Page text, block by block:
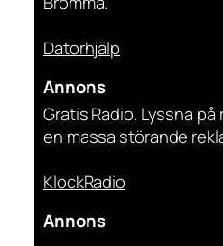
Datorhjälp
Annons
Gratis Radio. Lyssna
en massa störande
KlockRadio
Annons